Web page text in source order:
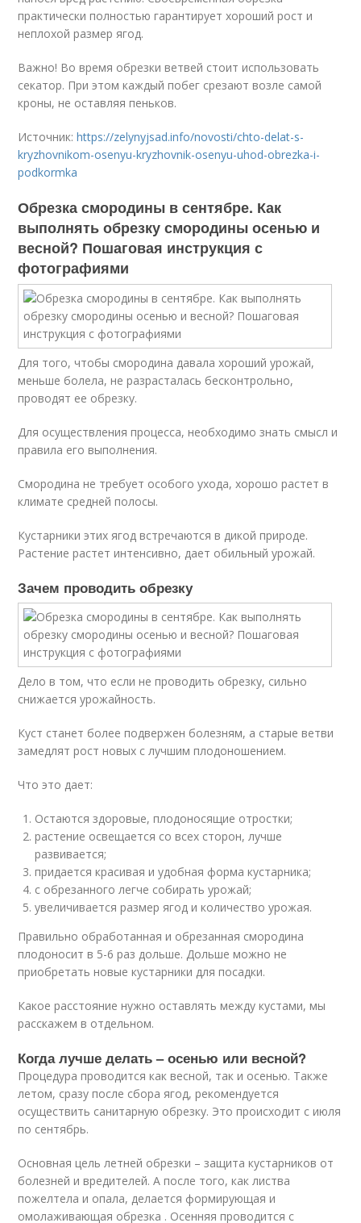
практически полностью гарантирует хороший рост и
неплохой размер ягод.
Важно! Во время обрезки ветвей стоит использовать
секатор. При этом каждый побег срезают возле самой
кроны, не оставляя пеньков.
Источник:https://zelynyjsad.info/novosti/chto-delat-s-
kryzhovnikom-osenyu-kryzhovnik-osenyu-uhod-obrezka-i-
podkormka
Обрезка смородины в сентябре. Как
выполнять обрезку смородины осенью и
весной? Пошаговая инструкция с
фотографиями
Для того, чтобы смородина давала хороший урожай,
меньше болела, не разрасталась бесконтрольно,
проводят ее обрезку.
Для осуществления процесса, необходимо знать смысл и
правила его выполнения.
Смородина не требует особого ухода, хорошо растет в
климате средней полосы.
Кустарники этих ягод встречаются в дикой природе.
Растение растет интенсивно, дает обильный урожай.
Зачем проводить обрезку
Дело в том, что если не проводить обрезку, сильно
снижается урожайность.
Куст станет более подвержен болезням, а старые ветви
замедлят рост новых с лучшим плодоношением.
Что это дает:
Остаются здоровые, плодоносящие отростки;
растение освещается со всех сторон, лучше
развивается;
придается красивая и удобная форма кустарника;
с обрезанного легче собирать урожай;
увеличивается размер ягод и количество урожая.
Правильно обработанная и обрезанная смородина
плодоносит в 5-6 раз дольше. Дольше можно не
приобретать новые кустарники для посадки.
Какое расстояние нужно оставлять между кустами, мы
расскажем в отдельном.
Когда лучше делать – осенью или весной?
Процедура проводится как весной, так и осенью. Также
летом, сразу после сбора ягод, рекомендуется
осуществить санитарную обрезку. Это происходит с июля
по сентябрь.
Основная цель летней обрезки – защита кустарников от
болезней и вредителей. А после того, как листва
пожелтела и опала, делается формирующая и
омолаживающая обрезка . Осенняя проводится с